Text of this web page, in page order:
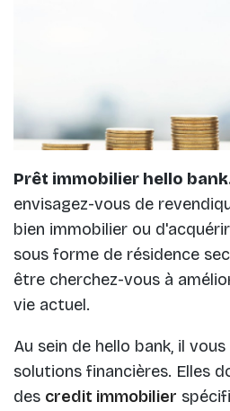
Prêt immobilier hello
envisagez-vous de
bien immobilier ou
sous forme de résidence
être cherchez-vous à
vie actuel.
Au sein de hello bank, il
solutions financières. Elles
des credit immobilier